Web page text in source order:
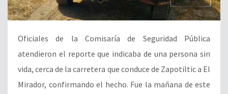
Oficiales de la Comisaría de Seguridad Pública
atendieron el reporte que indicaba de una persona sin
vida, cerca de la carretera que conduce de Zapotiltic a El
Mirador, confirmando el hecho. Fue la mañana de este